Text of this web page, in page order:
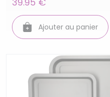
Ajouter au panier